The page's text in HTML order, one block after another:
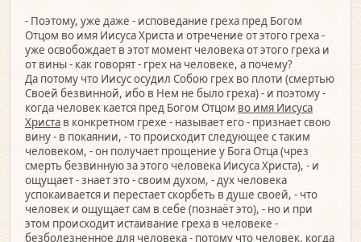
- Поэтому, уже даже - исповедание греха пред Богом
Отцом во имя Иисуса Христа и отречение от этого греха -
уже освобождает в этот момент человека от этого греха и
от вины - как говорят - грех на человеке, а почему?
Да потому что Иисус осудил Собою грех во плоти (смертью
Своей безвинной, ибо в Нем не было греха) - и поэтому -
когда человек кается пред Богом Отцом во имя Иисуса
Христа в конкретном грехе - называет его - признает свою
вину - в покаянии, - то происходит следующее с таким
человеком, - он получает прощение у Бога Отца (чрез
смерть безвинную за этого человека Иисуса Христа), - и
ощущает - знает это - своим духом, - дух человека
успокаивается и перестает скорбеть в душе своей, - что
человек и ощущает сам в себе (познаёт это), - но и при
этом происходит истаивание греха в человеке -
безболезненное для человека - потому что человек, когда